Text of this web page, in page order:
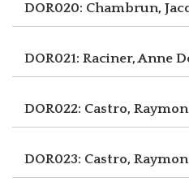
DOR020: Chambrun,
DOR021: Raciner, Anne
DOR022: Castro,
DOR023: Castro,